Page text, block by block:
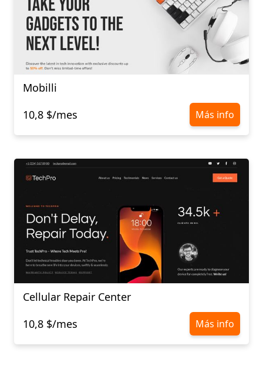
Mobilli
10,8 $/mes
Más info
Cellular Repair Center
10,8 $/mes
Más info